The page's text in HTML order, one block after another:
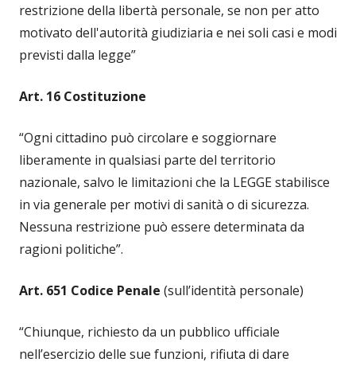
restrizione della libertà personale, se non per atto
motivato dell'autorità giudiziaria e nei soli casi e modi
previsti dalla legge”
Art. 16 Costituzione
“Ogni cittadino può circolare e soggiornare
liberamente in qualsiasi parte del territorio
nazionale, salvo le limitazioni che la LEGGE stabilisce
in via generale per motivi di sanità o di sicurezza.
Nessuna restrizione può essere determinata da
ragioni politiche”.
Art. 651 Codice Penale (sull’identità personale)
“Chiunque, richiesto da un pubblico ufficiale
nell’esercizio delle sue funzioni, rifiuta di dare